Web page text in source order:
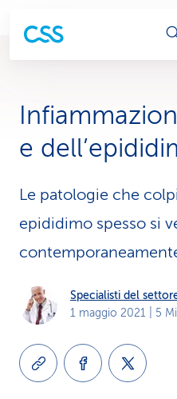
c
e
g
a
e
e
Le patologie che
epididimo spesso si
Specialisti del
1 maggio 2021 | 5